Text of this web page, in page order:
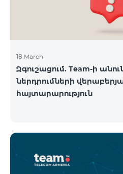
18 March
Զգուշացում. Team-ի
ներդրումների
հայտարարություն